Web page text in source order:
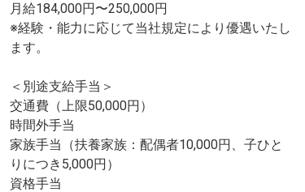
月給184,000円〜250,000円
※経験・能力に応じて当社規定により優遇いたし
ます。
＜別途支給手当＞
交通費（上限50,000円）
時間外手当
家族手当（扶養家族：配偶者10,000円、子ひと
りにつき5,000円）
資格手当